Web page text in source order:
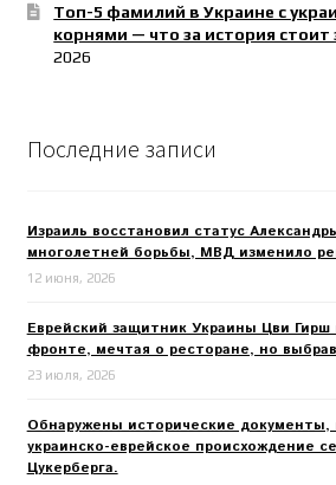
Топ-5 фамилий в Украине с
корнями — что за история стоит
2026
Последние записи
Израиль восстановил статус
многолетней борьбы, МВД изменило
12 июня, 2026
Еврейский защитник Украины Цви
фронте, мечтая о ресторане, но
23 июля, 2026
Обнаружены исторические
украинско-еврейское происхождение
Цукерберга.